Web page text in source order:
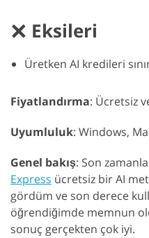
Eksileri
Üretken AI kredileri
Fiyatlandırma: Ücretsiz
Uyumluluk: Windows,
Genel bakış: Son
Express ücretsiz bir AI
gördüm ve son derece
öğrendiğimde memnun
sonuç gerçekten çok iyi.